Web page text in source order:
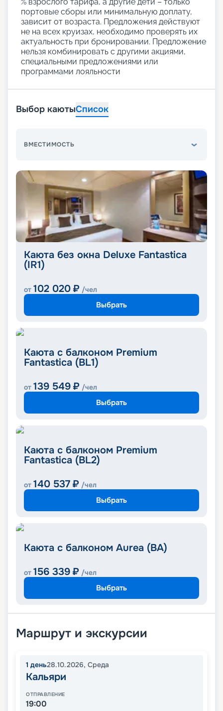
портовые сборы или минимальную доплату,
зависит от возраста. Предложения действуют
не на всех круизах, необходимо проверять их
актуальность при бронировании. Предложение
нельзя комбинировать с другими акциями,
специальными предложениями или
программами лояльности
Выбор каютыСписок
ВМЕСТИМОСТЬ
Каюта без окна Deluxe Fantastica
(IR1)
от 102 020 ₽ /чел
Выбрать
Каюта с балконом Premium
Fantastica (BL1)
от 139 549 ₽ /чел
Выбрать
Каюта с балконом Premium
Fantastica (BL2)
от 140 537 ₽ /чел
Выбрать
Каюта с балконом Aurea (BA)
от 156 339 ₽ /чел
Выбрать
Маршрут и экскурсии
1 день28.10.2026, Среда
Кальяри
ОТПРАВЛЕНИЕ
19:00